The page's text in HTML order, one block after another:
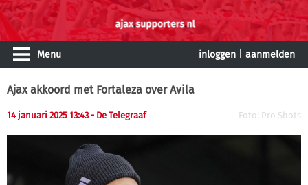
Menu inloggen aanmelden
Ajax akkoord met Fortaleza over Avila
14 januari 2025 13:43 - De Telegraaf Foto: Pro Shots